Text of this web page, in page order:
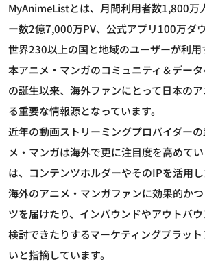
MyAnimeListとは、月間利用者数1,800万
ー数2億7,000万PV、公式アプリ100万ダ
世界230以上の国と地域のユーザーが利用
本アニメ・マンガのコミュニティ＆デー
の誕生以来、海外ファンにとって日本の
る重要な情報源となっています。
近年の動画ストリーミングプロバイダー
メ・マンガは海外で更に注目度を高めて
は、コンテンツホルダーやそのIPを活用し
海外のアニメ・マンガファンに効果的か
ツを届けたり、インバウンドやアウトバ
検討できたりするマーケティングプラッ
いと指摘しています。